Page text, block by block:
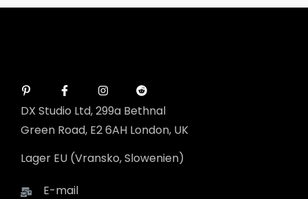
DX Studio Ltd, 299a Bethnal
Green Road, E2 6AH London, UK
Lager EU (Vransko, Slowenien)
E-mail